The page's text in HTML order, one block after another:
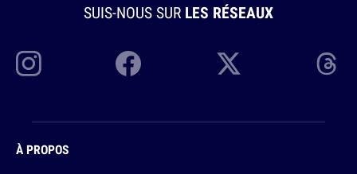
SUIS-NOUS SUR LES RÉSEAUX
À PROPOS